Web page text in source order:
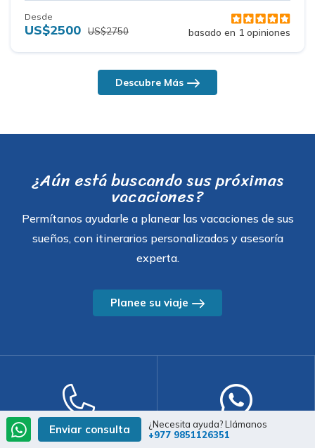
Desde
US$2500 US$2750 basado en 1 opiniones
Descubre Más
¿Aún está buscando sus próximas
vacaciones?
Permítanos ayudarle a planear las vacaciones de sus
sueños, con itinerarios personalizados y asesoría
experta.
Planee su viaje
Soporte telefónico Celular/WhatsApp
Enviar consulta
¿Necesita ayuda? Llámanos
+977 9851126351